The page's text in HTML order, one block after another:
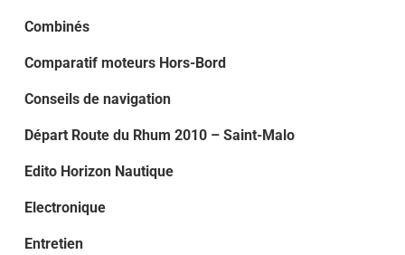
Combinés
Comparatif moteurs Hors-Bord
Conseils de navigation
Départ Route du Rhum 2010 – Saint-Malo
Edito Horizon Nautique
Electronique
Entretien